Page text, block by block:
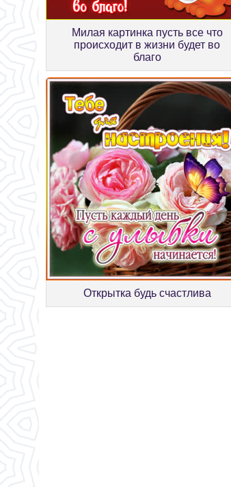
Милая картинка пусть все что
происходит в жизни будет во
благо
Открытка будь счастлива